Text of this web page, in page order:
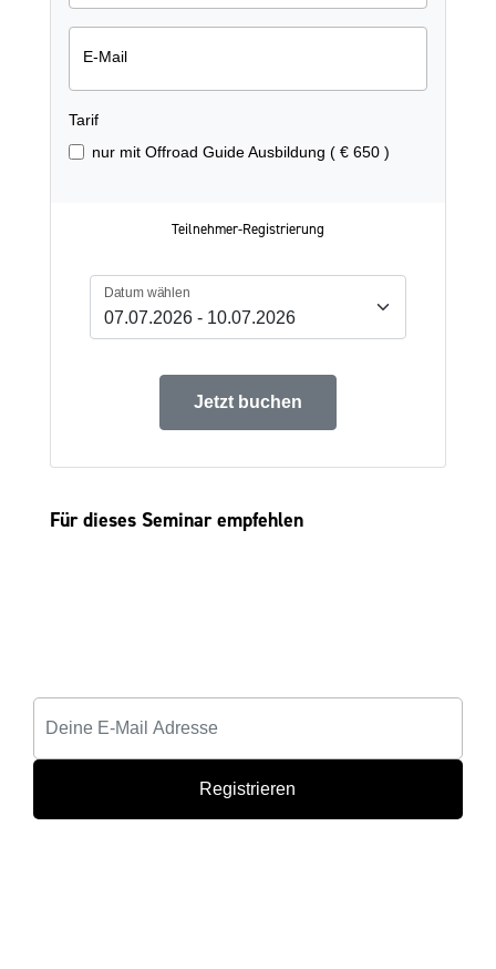
E-Mail
Tarif
nur mit Offroad Guide Ausbildung ( € 650 )
Teilnehmer-Registrierung
Datum wählen
Jetzt buchen
Für dieses Seminar empfehlen